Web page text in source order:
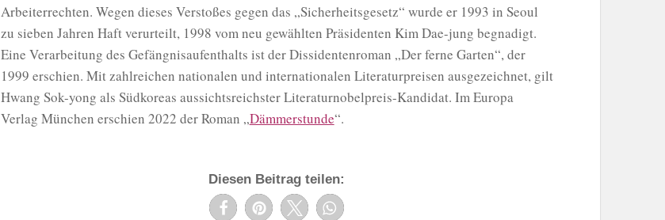
Arbeiterrechten. Wegen dieses Verstoßes gegen das „Sicherheitsgesetz“ wurde er 1993 in Seoul
zu sieben Jahren Haft verurteilt, 1998 vom neu gewählten Präsidenten Kim Dae-jung begnadigt.
Eine Verarbeitung des Gefängnisaufenthalts ist der Dissidentenroman „Der ferne Garten“, der
1999 erschien. Mit zahlreichen nationalen und internationalen Literaturpreisen ausgezeichnet, gilt
Hwang Sok-yong als Südkoreas aussichtsreichster Literaturnobelpreis-Kandidat. Im Europa
Verlag München erschien 2022 der Roman „Dämmerstunde“.
Diesen Beitrag teilen: